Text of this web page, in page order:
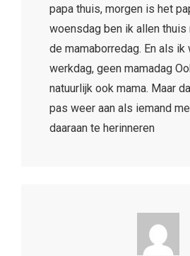
papa thuis, morgen is het
woensdag ben ik allen thuis
de mamaborredag. En als
werkdag, geen mamadag
natuurlijk ook mama. Maar
pas weer aan als iemand
daaraan te herinneren